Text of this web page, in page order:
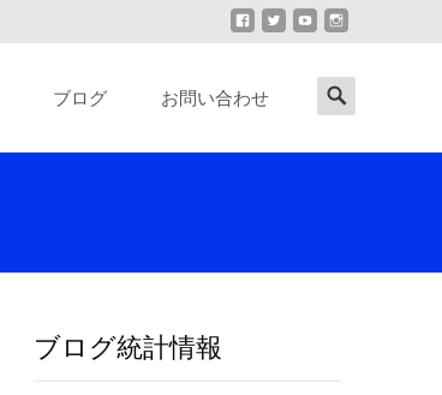
ブログ お問い合わせ
Search
ブログ統計情報